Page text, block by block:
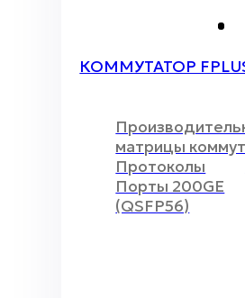
КОММУТАТОР
матрицы
Протоколы
Порты 200GE
(QSFP56)